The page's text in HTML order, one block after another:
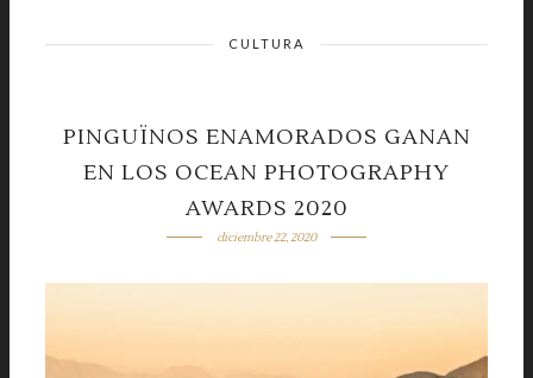
CULTURA
PINGUÏNOS ENAMORADOS GANAN
EN LOS OCEAN PHOTOGRAPHY
AWARDS 2020
diciembre 22, 2020